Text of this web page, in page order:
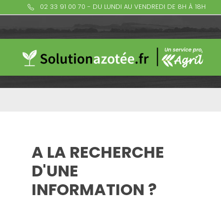
02 33 91 00 70 - DU LUNDI AU VENDREDI DE 8H À 18H
A LA RECHERCHE
D'UNE
INFORMATION ?